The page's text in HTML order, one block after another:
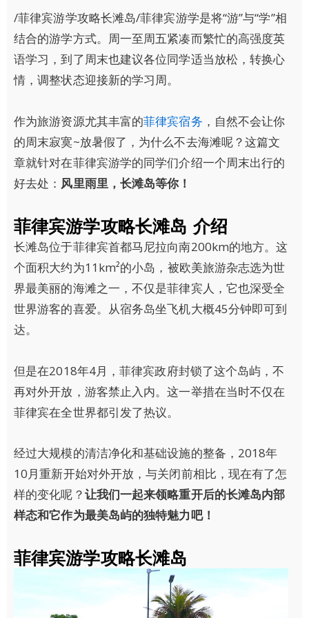
/菲律宾游学攻略长滩岛/菲律宾游学是将“游”与“学”相
结合的游学方式。周一至周五紧凑而繁忙的高强度英
语学习，到了周末也建议各位同学适当放松，转换心
情，调整状态迎接新的学习周。
作为旅游资源尤其丰富的菲律宾宿务 ，自然不会让你
的周末寂寞~放暑假了，为什么不去海滩呢？这篇文
章就针对在菲律宾游学的同学们介绍一个周末出行的
好去处： 风里雨里，长滩岛等你！
菲律宾游学攻略长滩岛 介绍
长滩岛位于菲律宾首都马尼拉向南200km的地方。这
个面积大约为11km²的小岛，被欧美旅游杂志选为世
界最美丽的海滩之一，不仅是菲律宾人，它也深受全
世界游客的喜爱。从宿务岛坐飞机大概45分钟即可到
达。
但是在2018年4月，菲律宾政府封锁了这个岛屿，不
再对外开放，游客禁止入内。这一举措在当时不仅在
菲律宾在全世界都引发了热议。
经过大规模的清洁净化和基础设施的整备，2018年
10月重新开始对外开放，与关闭前相比，现在有了怎
样的变化呢？让我们一起来领略重开后的长滩岛内部
样态和它作为最美岛屿的独特魅力吧！
菲律宾游学攻略长滩岛